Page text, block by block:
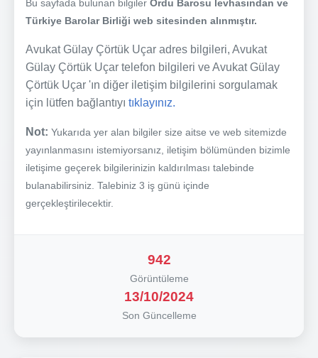
Bu sayfada bulunan bilgiler Ordu Barosu levhasından ve
Türkiye Barolar Birliği web sitesinden alınmıştır.
Avukat Gülay Çörtük Uçar adres bilgileri, Avukat
Gülay Çörtük Uçar telefon bilgileri ve Avukat Gülay
Çörtük Uçar 'ın diğer iletişim bilgilerini sorgulamak
için lütfen bağlantıyı tıklayınız.
Not: Yukarıda yer alan bilgiler size aitse ve web sitemizde
yayınlanmasını istemiyorsanız, iletişim bölümünden bizimle
iletişime geçerek bilgilerinizin kaldırılması talebinde
bulanabilirsiniz. Talebiniz 3 iş günü içinde
gerçekleştirilecektir.
942
Görüntüleme
13/10/2024
Son Güncelleme